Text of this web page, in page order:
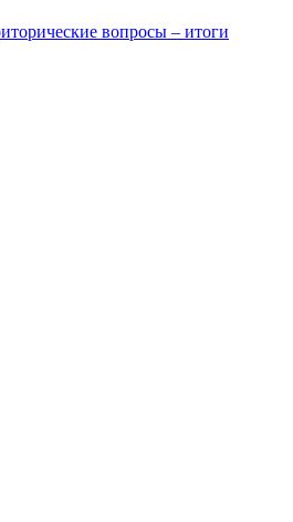
вопросы – итоги